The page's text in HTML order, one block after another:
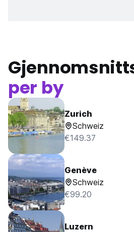
per by
Zurich
Schweiz
€149.37
Genève
Schweiz
€99.20
Luzern